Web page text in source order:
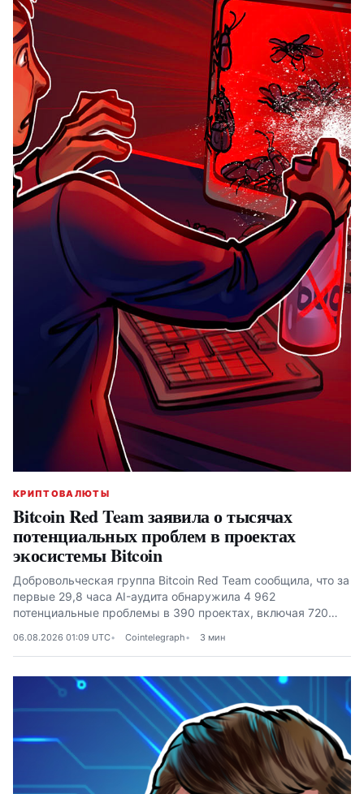
КРИПТОВАЛЮТЫ
Bitcoin Red Team заявила о тысячах
потенциальных проблем в проектах
экосистемы Bitcoin
Добровольческая группа Bitcoin Red Team сообщила, что за
первые 29,8 часа AI-аудита обнаружила 4 962
потенциальные проблемы в 390 проектах, включая 720
06.08.2026 01:09 UTC Cointelegraph 3 мин